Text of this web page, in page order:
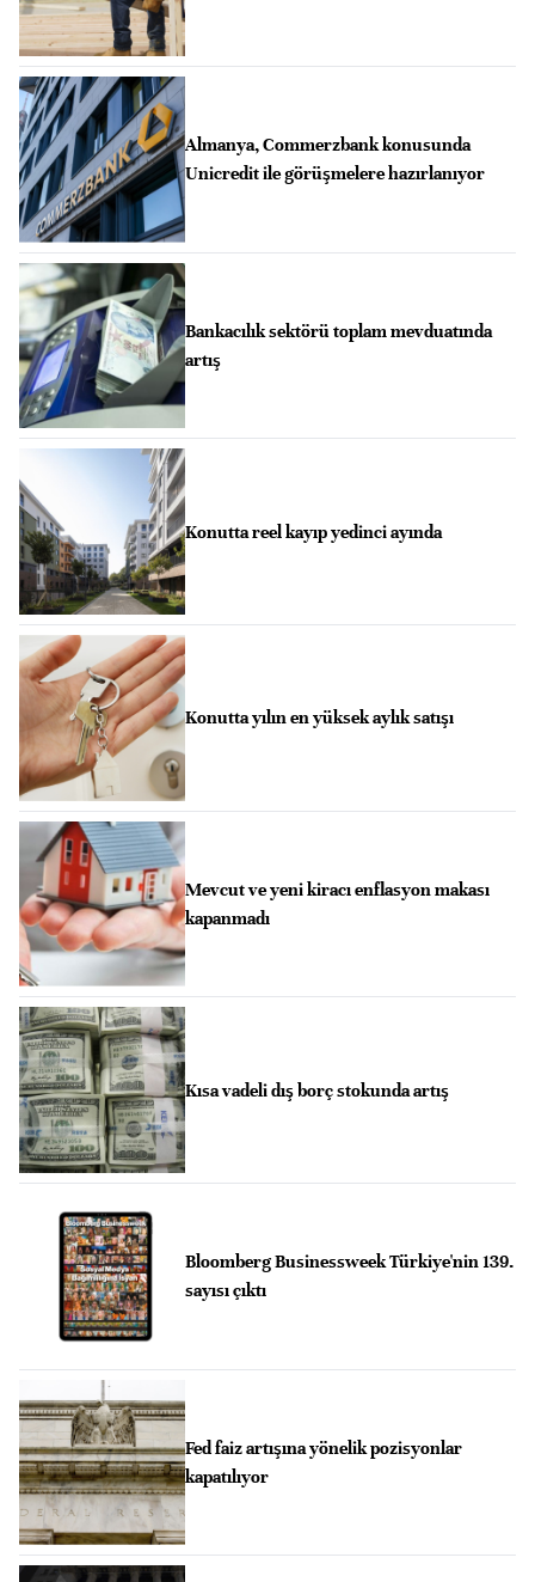
Almanya, Commerzbank konusunda
Unicredit ile görüşmelere hazırlanıyor
Bankacılık sektörü toplam mevduatında
artış
Konutta reel kayıp yedinci ayında
Konutta yılın en yüksek aylık satışı
Mevcut ve yeni kiracı enflasyon makası
kapanmadı
Kısa vadeli dış borç stokunda artış
Bloomberg Businessweek Türkiye'nin 139.
sayısı çıktı
Fed faiz artışına yönelik pozisyonlar
kapatılıyor